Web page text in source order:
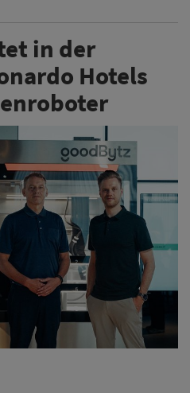
in der
Hotels